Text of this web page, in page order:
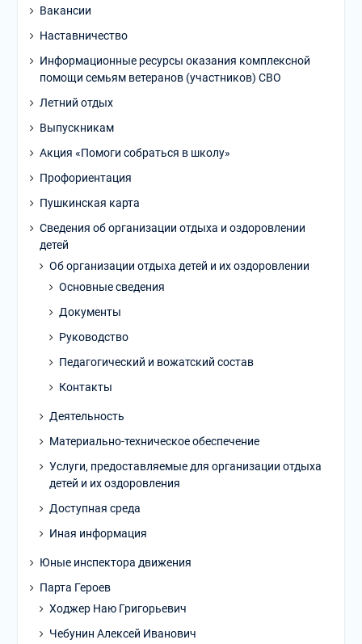
Вакансии
Наставничество
Информационные ресурсы оказания комплексной
помощи семьям ветеранов (участников) СВО
Летний отдых
Выпускникам
Акция «Помоги собраться в школу»
Профориентация
Пушкинская карта
Сведения об организации отдыха и оздоровлении
детей
Об организации отдыха детей и их оздоровлении
Основные сведения
Документы
Руководство
Педагогический и вожатский состав
Контакты
Деятельность
Материально-техническое обеспечение
Услуги, предоставляемые для организации отдыха
детей и их оздоровления
Доступная среда
Иная информация
Юные инспектора движения
Парта Героев
Ходжер Наю Григорьевич
Чебунин Алексей Иванович